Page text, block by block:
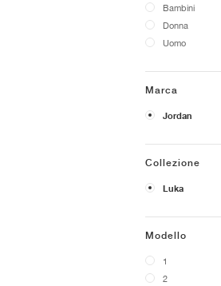
Bambini
Donna
Uomo
Marca
Jordan
Collezione
Luka
Modello
1
2